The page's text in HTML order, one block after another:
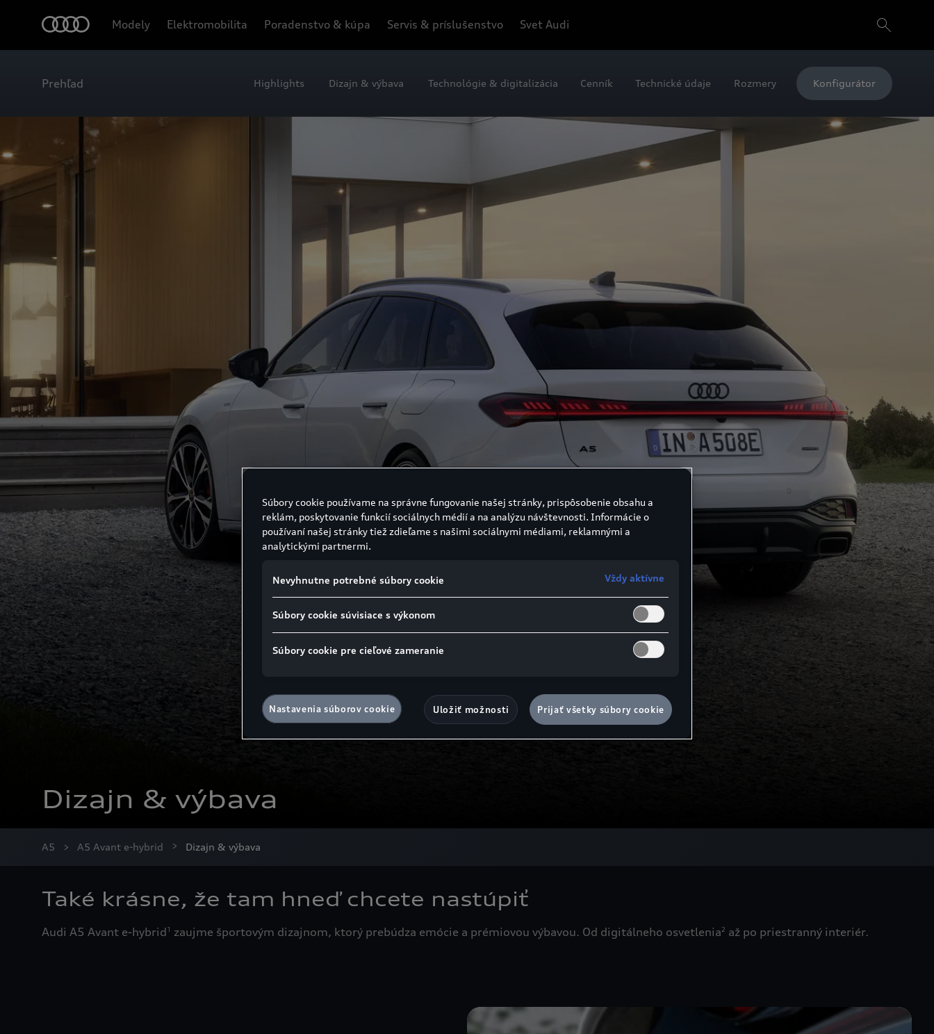
Modely Elektromobilita Poradenstvo & kúpa Servis & príslušenstvo Svet Audi
Prehľad Highlights Dizajn & výbava Technológie & digitalizácia Cenník Technické údaje Rozmery Konfigurátor
Dizajn & výbava
A5 A5 Avant e-hybrid Dizajn & výbava
Také krásne, že tam hneď chcete nastúpiť
Audi A5 Avant e-hybrid1 zaujme športovým dizajnom, ktorý prebúdza emócie a prémiovou výbavou. Od digitálneho osvetlenia2 až po priestranný interiér.
Súbory cookie používame na správne fungovanie našej stránky, prispôsobenie obsahu a
reklám, poskytovanie funkcií sociálnych médií a na analýzu návštevnosti. Informácie o
používaní našej stránky tiež zdieľame s našimi sociálnymi médiami, reklamnými a
analytickými partnermi.
Nevyhnutne potrebné súbory cookie Vždy aktívne
Súbory cookie súvisiace s výkonom
Súbory cookie pre cieľové zameranie
Nastavenia súborov cookie Uložiť možnosti Prijať všetky súbory cookie